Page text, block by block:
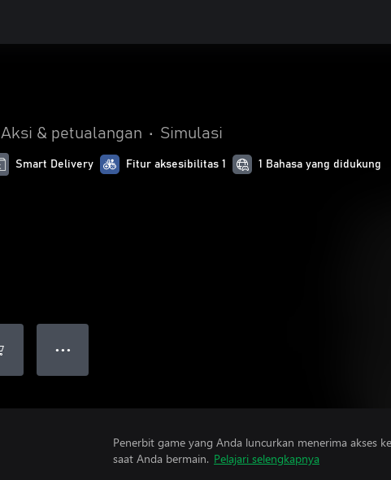
Aksi & petualangan • Simulasi
Smart Delivery Fitur aksesibilitas 1 1 Bahasa yang didukung
● ● ●
Penerbit game yang Anda luncurkan menerima akses
saat Anda bermain. Pelajari selengkapnya